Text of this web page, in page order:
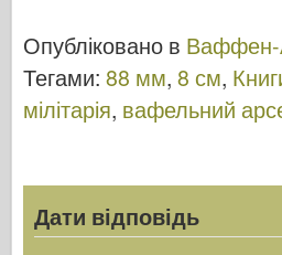
Арсенал
зброї 024
Опубліковано в Ваффен-
Тегами: 88 мм, 8 см,
мілітарія, вафельний
Дати відповідь